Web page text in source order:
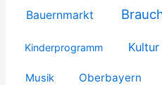
Bauernmarkt
Kinderprogramm Kultur
Musik Oberbayern